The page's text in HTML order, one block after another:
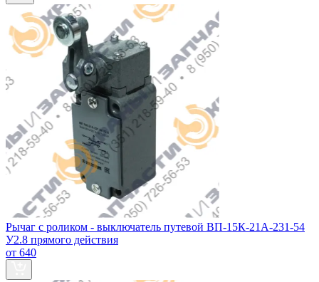
Рычаг с роликом - выключатель путевой ВП-15К-21А-231-54
У2.8 прямого действия
от 640